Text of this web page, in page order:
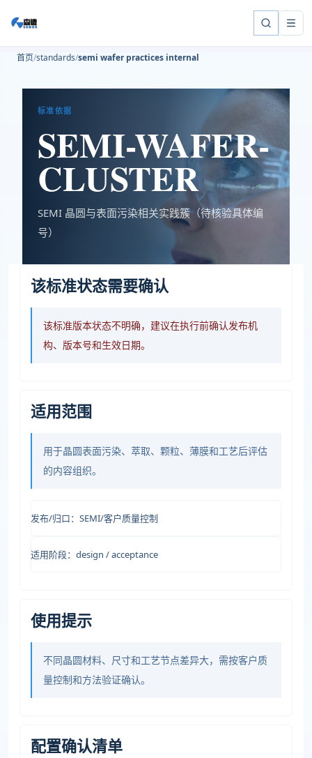
首页 standards semi wafer practices internal
标准依据
SEMI-WAFER-
CLUSTER
SEMI 晶圆与表面污染相关实践簇（待核验具体编
号）
该标准状态需要确认
该标准版本状态不明确，建议在执行前确认发布机
构、版本号和生效日期。
适用范围
用于晶圆表面污染、萃取、颗粒、薄膜和工艺后评估
的内容组织。
发布/归口：SEMI/客户质量控制
适用阶段：design / acceptance
使用提示
不同晶圆材料、尺寸和工艺节点差异大，需按客户质
量控制和方法验证确认。
配置确认清单